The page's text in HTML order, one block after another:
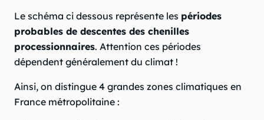
Le schéma ci dessous représente les périodes
probables de descentes des chenilles
processionnaires. Attention ces périodes
dépendent généralement du climat !
Ainsi, on distingue 4 grandes zones climatiques en
France métropolitaine :